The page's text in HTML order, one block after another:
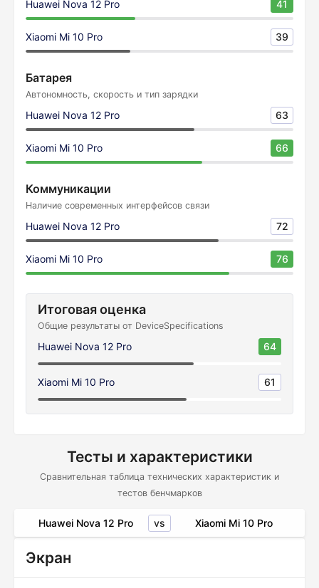
Huawei Nova 12 Pro 41
Xiaomi Mi 10 Pro 39
Батарея
Автономность, скорость и тип зарядки
Huawei Nova 12 Pro 63
Xiaomi Mi 10 Pro 66
Коммуникации
Наличие современных интерфейсов связи
Huawei Nova 12 Pro 72
Xiaomi Mi 10 Pro 76
Итоговая оценка
Общие результаты от DeviceSpecifications
Huawei Nova 12 Pro 64
Xiaomi Mi 10 Pro 61
Тесты и характеристики
Сравнительная таблица технических характеристик и
тестов бенчмарков
Huawei Nova 12 Pro vs Xiaomi Mi 10 Pro
Экран